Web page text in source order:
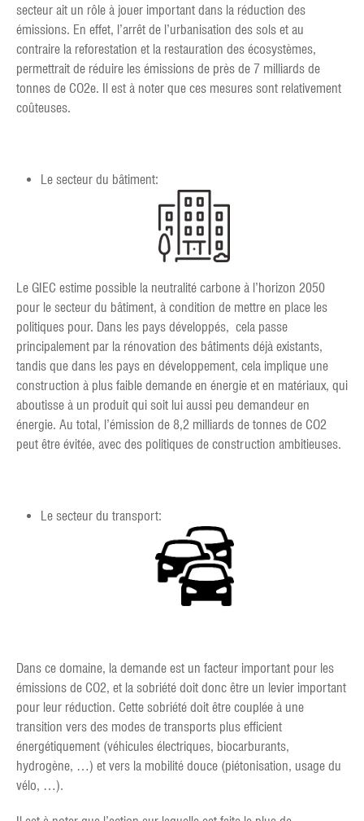
secteur ait un rôle à jouer important dans la réduction des
émissions. En effet, l’arrêt de l’urbanisation des sols et au
contraire la reforestation et la restauration des écosystèmes,
permettrait de réduire les émissions de près de 7 milliards de
tonnes de CO2e. Il est à noter que ces mesures sont relativement
coûteuses.
Le secteur du bâtiment:
Le GIEC estime possible la neutralité carbone à l’horizon 2050
pour le secteur du bâtiment, à condition de mettre en place les
politiques pour. Dans les pays développés, cela passe
principalement par la rénovation des bâtiments déjà existants,
tandis que dans les pays en développement, cela implique une
construction à plus faible demande en énergie et en matériaux, qui
aboutisse à un produit qui soit lui aussi peu demandeur en
énergie. Au total, l’émission de 8,2 milliards de tonnes de CO2
peut être évitée, avec des politiques de construction ambitieuses.
Le secteur du transport:
Dans ce domaine, la demande est un facteur important pour les
émissions de CO2, et la sobriété doit donc être un levier important
pour leur réduction. Cette sobriété doit être couplée à une
transition vers des modes de transports plus efficient
énergétiquement (véhicules électriques, biocarburants,
hydrogène, …) et vers la mobilité douce (piétonisation, usage du
vélo, …).